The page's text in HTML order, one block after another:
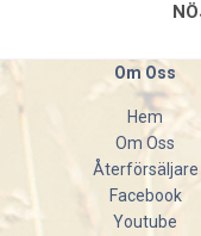
- Temperatur:> 75 °C
⚠️ Blanda inte
För mer information
under dokument.
Om Oss
Hem
Om Oss
Återförsäljare
Facebook
Youtube